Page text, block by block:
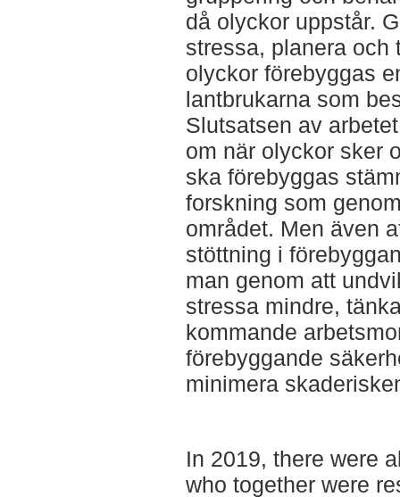
då olyckor uppstår.
stressa, planera och
olyckor förebyggas
lantbrukarna som
Slutsatsen av
om när olyckor sker
ska förebyggas
forskning som
området. Men även
stöttning i
man genom att
stressa mindre,
kommande
förebyggande
minimera
In 2019, there were
who together were